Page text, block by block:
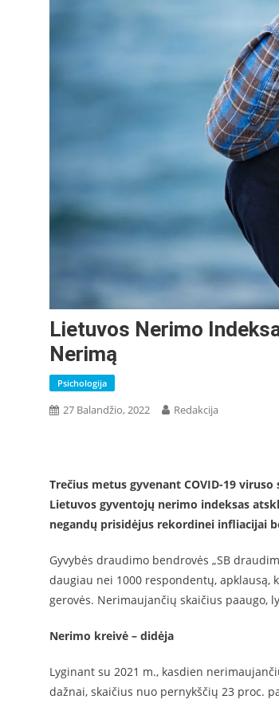
Lietuvos Nerimo
Nerimą
Psichologija
27 Balandžio, 2022 Redakcija
Trečius metus gyvenant COVID-19
Lietuvos gyventojų nerimo indeksas
negandų prisidėjus rekordinei infliacijai
Gyvybės draudimo bendrovės „SB
daugiau nei 1000 respondentų, apklausą,
gerovės. Nerimaujančių skaičius paaugo,
Nerimo kreivė – didėja
Lyginant su 2021 m., kasdien
dažnai, skaičius nuo pernykščių 23 proc.